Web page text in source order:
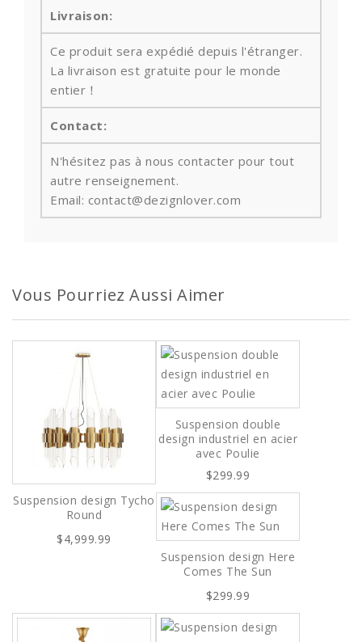
Livraison:
Ce produit sera expédié depuis l'étranger.
La livraison est gratuite pour le monde
entier！
Contact:
N'hésitez pas à nous contacter pour tout
autre renseignement.
Email: contact@dezignlover.com
Vous Pourriez Aussi Aimer
Suspension design Tycho
Round
$4,999.99
Suspension double
design industriel en acier
avec Poulie
$299.99
Suspension design Here
Comes The Sun
$299.99